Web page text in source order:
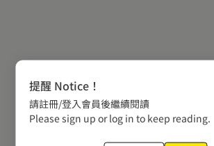
提醒 Notice！
請註冊/登入會員後繼續閱讀
Please sign up or log in to keep reading.